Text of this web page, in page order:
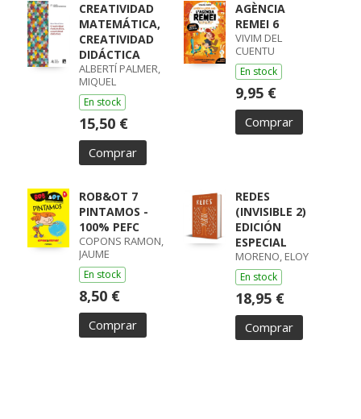
CREATIVIDAD
MATEMÁTICA,
CREATIVIDAD
DIDÁCTICA
ALBERTÍ PALMER,
MIQUEL
En stock
15,50 €
Comprar
AGÈNCIA
REMEI 6
VIVIM DEL
CUENTU
En stock
9,95 €
Comprar
ROB&OT 7
PINTAMOS -
100% PEFC
COPONS RAMON,
JAUME
En stock
8,50 €
Comprar
REDES
(INVISIBLE 2)
EDICIÓN
ESPECIAL
MORENO, ELOY
En stock
18,95 €
Comprar